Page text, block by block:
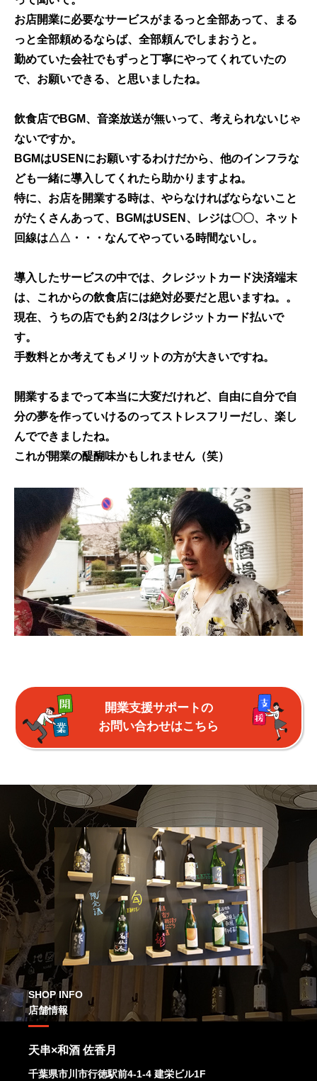
お店開業に必要なサービスがまるっと全部あって、まる
っと全部頼めるならば、全部頼んでしまおうと。
勤めていた会社でもずっと丁寧にやってくれていたの
で、お願いできる、と思いましたね。
飲食店でBGM、音楽放送が無いって、考えられないじゃ
ないですか。
BGMはUSENにお願いするわけだから、他のインフラな
ども一緒に導入してくれたら助かりますよね。
特に、お店を開業する時は、やらなければならないこと
がたくさんあって、BGMはUSEN、レジは〇〇、ネット
回線は△△・・・なんてやっている時間ないし。
導入したサービスの中では、クレジットカード決済端末
は、これからの飲食店には絶対必要だと思いますね。。
現在、うちの店でも約２/3はクレジットカード払いで
す。
手数料とか考えてもメリットの方が大きいですね。
開業するまでって本当に大変だけれど、自由に自分で自
分の夢を作っていけるのってストレスフリーだし、楽し
んでできましたね。
これが開業の醍醐味かもしれません（笑）
開業支援サポートの
お問い合わせはこちら
SHOP INFO
店舗情報
天串×和酒 佐香月
千葉県市川市行徳駅前4-1-4 建栄ビル1F